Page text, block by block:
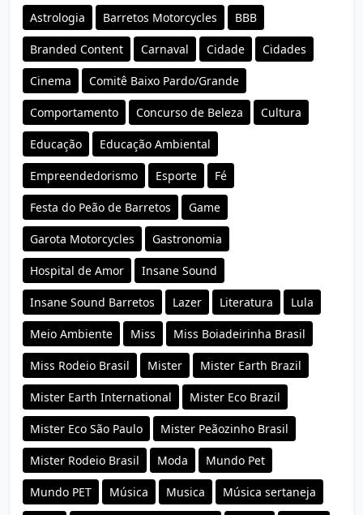
Astrologia Barretos Motorcycles BBB
Branded Content Carnaval Cidade Cidades
Cinema Comitê Baixo Pardo/Grande
Comportamento Concurso de Beleza Cultura
Educação Educação Ambiental
Empreendedorismo Esporte Fé
Festa do Peão de Barretos Game
Garota Motorcycles Gastronomia
Hospital de Amor Insane Sound
Insane Sound Barretos Lazer Literatura Lula
Meio Ambiente Miss Miss Boiadeirinha Brasil
Miss Rodeio Brasil Mister Mister Earth Brazil
Mister Earth International Mister Eco Brazil
Mister Eco São Paulo Mister Peãozinho Brasil
Mister Rodeio Brasil Moda Mundo Pet
Mundo PET Música Musica Música sertaneja